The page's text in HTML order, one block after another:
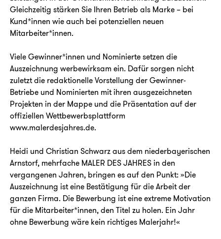
Gleichzeitig stärken Sie Ihren Betrieb als Marke – bei
Kund*innen wie auch bei potenziellen neuen
Mitarbeiter*innen.
Viele Gewinner*innen und Nominierte setzen die
Auszeichnung werbewirksam ein. Dafür sorgen nicht
zuletzt die redaktionelle Vorstellung der Gewinner-
Betriebe und Nominierten mit ihren ausgezeichneten
Projekten in der Mappe und die Präsentation auf der
offiziellen Wettbewerbsplattform
www.malerdesjahres.de.
Heidi und Christian Schwarz aus dem niederbayerischen
Arnstorf, mehrfache MALER DES JAHRES in den
vergangenen Jahren, bringen es auf den Punkt: »Die
Auszeichnung ist eine Bestätigung für die Arbeit der
ganzen Firma. Die Bewerbung ist eine extreme Motivation
für die Mitarbeiter*innen, den Titel zu holen. Ein Jahr
ohne Bewerbung wäre kein richtiges Malerjahr!«